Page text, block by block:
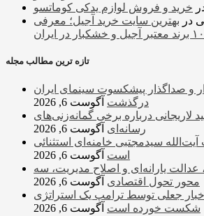
خرید و فروش لوازم یدکی کوماتسو
در بهترین سایت خرید آجیل؛ معرفی
۱۰ برند معتبر آجیل و خشکبار در ایران
تازه ترین مطالب مجله
و صداگذار پیشکسوت سینمای ایران
درگذشت آگوست 6, 2026
لاریجانی درباره برخی گمانه‌زنی‌های
رسانه‌ای آگوست 6, 2026
سیدمجتبی خامنه‌ای استثنائی
است آگوست 6, 2026
عدالت یارانه‌ای و اصلاح مدیریت، سه
محور تحول اقتصادی آگوست 6, 2026
اخبار جعلی توسط ترامپ یک استراتژی
شکست خورده است آگوست 6, 2026